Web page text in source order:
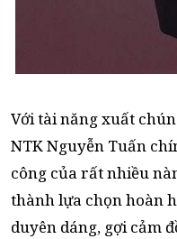
Với tài năng xuất
NTK Nguyễn Tuấn
công của rất nhiều
thành lựa chọn hoàn
duyên dáng, gợi cảm